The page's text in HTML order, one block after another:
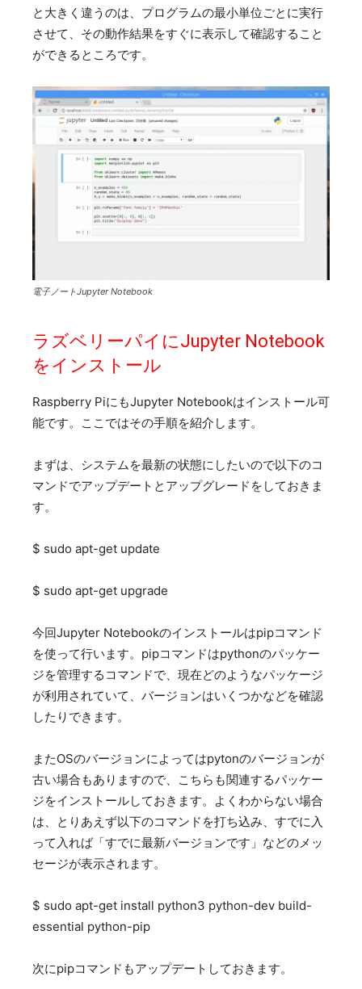
と大きく違うのは、プログラムの最小単位ごとに実行
させて、その動作結果をすぐに表示して確認すること
ができるところです。
電子ノートJupyter Notebook
ラズベリーパイにJupyter Notebook
をインストール
Raspberry PiにもJupyter Notebookはインストール可
能です。ここではその手順を紹介します。
まずは、システムを最新の状態にしたいので以下のコ
マンドでアップデートとアップグレードをしておきま
す。
$ sudo apt-get update
$ sudo apt-get upgrade
今回Jupyter Notebookのインストールはpipコマンド
を使って行います。pipコマンドはpythonのパッケー
ジを管理するコマンドで、現在どのようなパッケージ
が利用されていて、バージョンはいくつかなどを確認
したりできます。
またOSのバージョンによってはpytonのバージョンが
古い場合もありますので、こちらも関連するパッケー
ジをインストールしておきます。よくわからない場合
は、とりあえず以下のコマンドを打ち込み、すでに入
って入れば「すでに最新バージョンです」などのメッ
セージが表示されます。
$ sudo apt-get install python3 python-dev build-
essential python-pip
次にpipコマンドもアップデートしておきます。